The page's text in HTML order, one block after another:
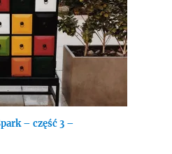
– część 3 –